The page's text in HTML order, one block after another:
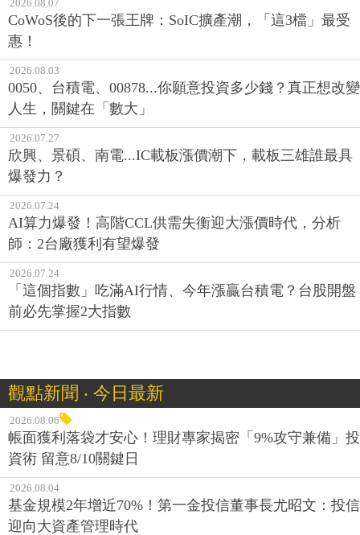
2026.08.07
CoWoS後的下一張王牌：SoIC擴產潮，「這3檔」最受
惠！
2026.08.03
0050、台積電、00878...你願意投資多少錢？真正想改變
人生，關鍵在「數大」
2026.07.27
欣興、景碩、南電...IC載板漲價潮下，載板三雄誰最具
爆發力？
2026.07.24
AI算力爆發！高階CCL供需失衡迎大漲價時代，分析
師：2台廠獲利有望爆發
2026.07.24
「這個指數」吃滿AI行情、今年漲贏台積電？台股開盤
前必先掌握2大指數
觀點新聞 ‧ 今日最新
2026.08.06
帳面獲利落袋才安心！理財專家揭密「9%攻守兼備」投
資術 留意8/10關鍵日
2026.08.04
基金規模2年增近70%！第一金投信董事長尤昭文：投信
迎向大資產管理時代